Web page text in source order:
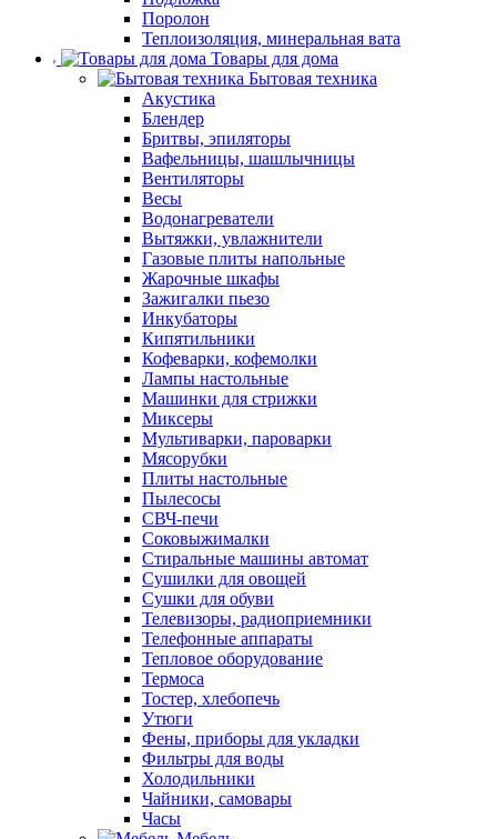
Поролон
Теплоизоляция, минеральная вата
Товары для дома
Бытовая техника
Акустика
Блендер
Бритвы, эпиляторы
Вафельницы, шашлычницы
Вентиляторы
Весы
Водонагреватели
Вытяжки, увлажнители
Газовые плиты напольные
Жарочные шкафы
Зажигалки пьезо
Инкубаторы
Кипятильники
Кофеварки, кофемолки
Лампы настольные
Машинки для стрижки
Миксеры
Мультиварки, пароварки
Мясорубки
Плиты настольные
Пылесосы
СВЧ-печи
Соковыжималки
Стиральные машины автомат
Сушилки для овощей
Сушки для обуви
Телевизоры, радиоприемники
Телефонные аппараты
Тепловое оборудование
Термоса
Тостер, хлебопечь
Утюги
Фены, приборы для укладки
Фильтры для воды
Холодильники
Чайники, самовары
Часы